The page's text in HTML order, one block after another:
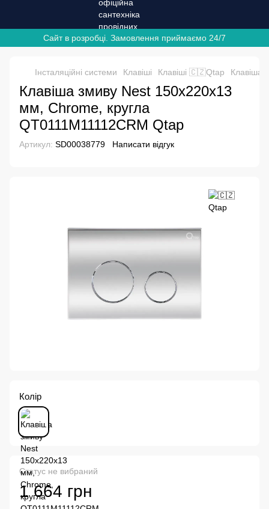
Сайт в розробці. Замовлення приймаємо 24/7
Інсталяційні системи Клавіші Клавіші 🇨🇿Qtap Клавіша
Клавіша змиву Nest 150x220x13
мм, Chrome, кругла
QT0111M11112CRM Qtap
Артикул: SD00038779 Написати відгук
Колір
Статус не вибраний
1 664 грн